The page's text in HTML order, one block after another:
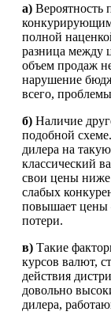
а) Вероятность
полной
разница между
объем продаж
нарушение
всего,
б) Наличие
подобной
дилера на
классический
свои цены ниже
слабых
повышает цены
потери.
в) Такие
курсов валют,
действия
довольно
дилера,